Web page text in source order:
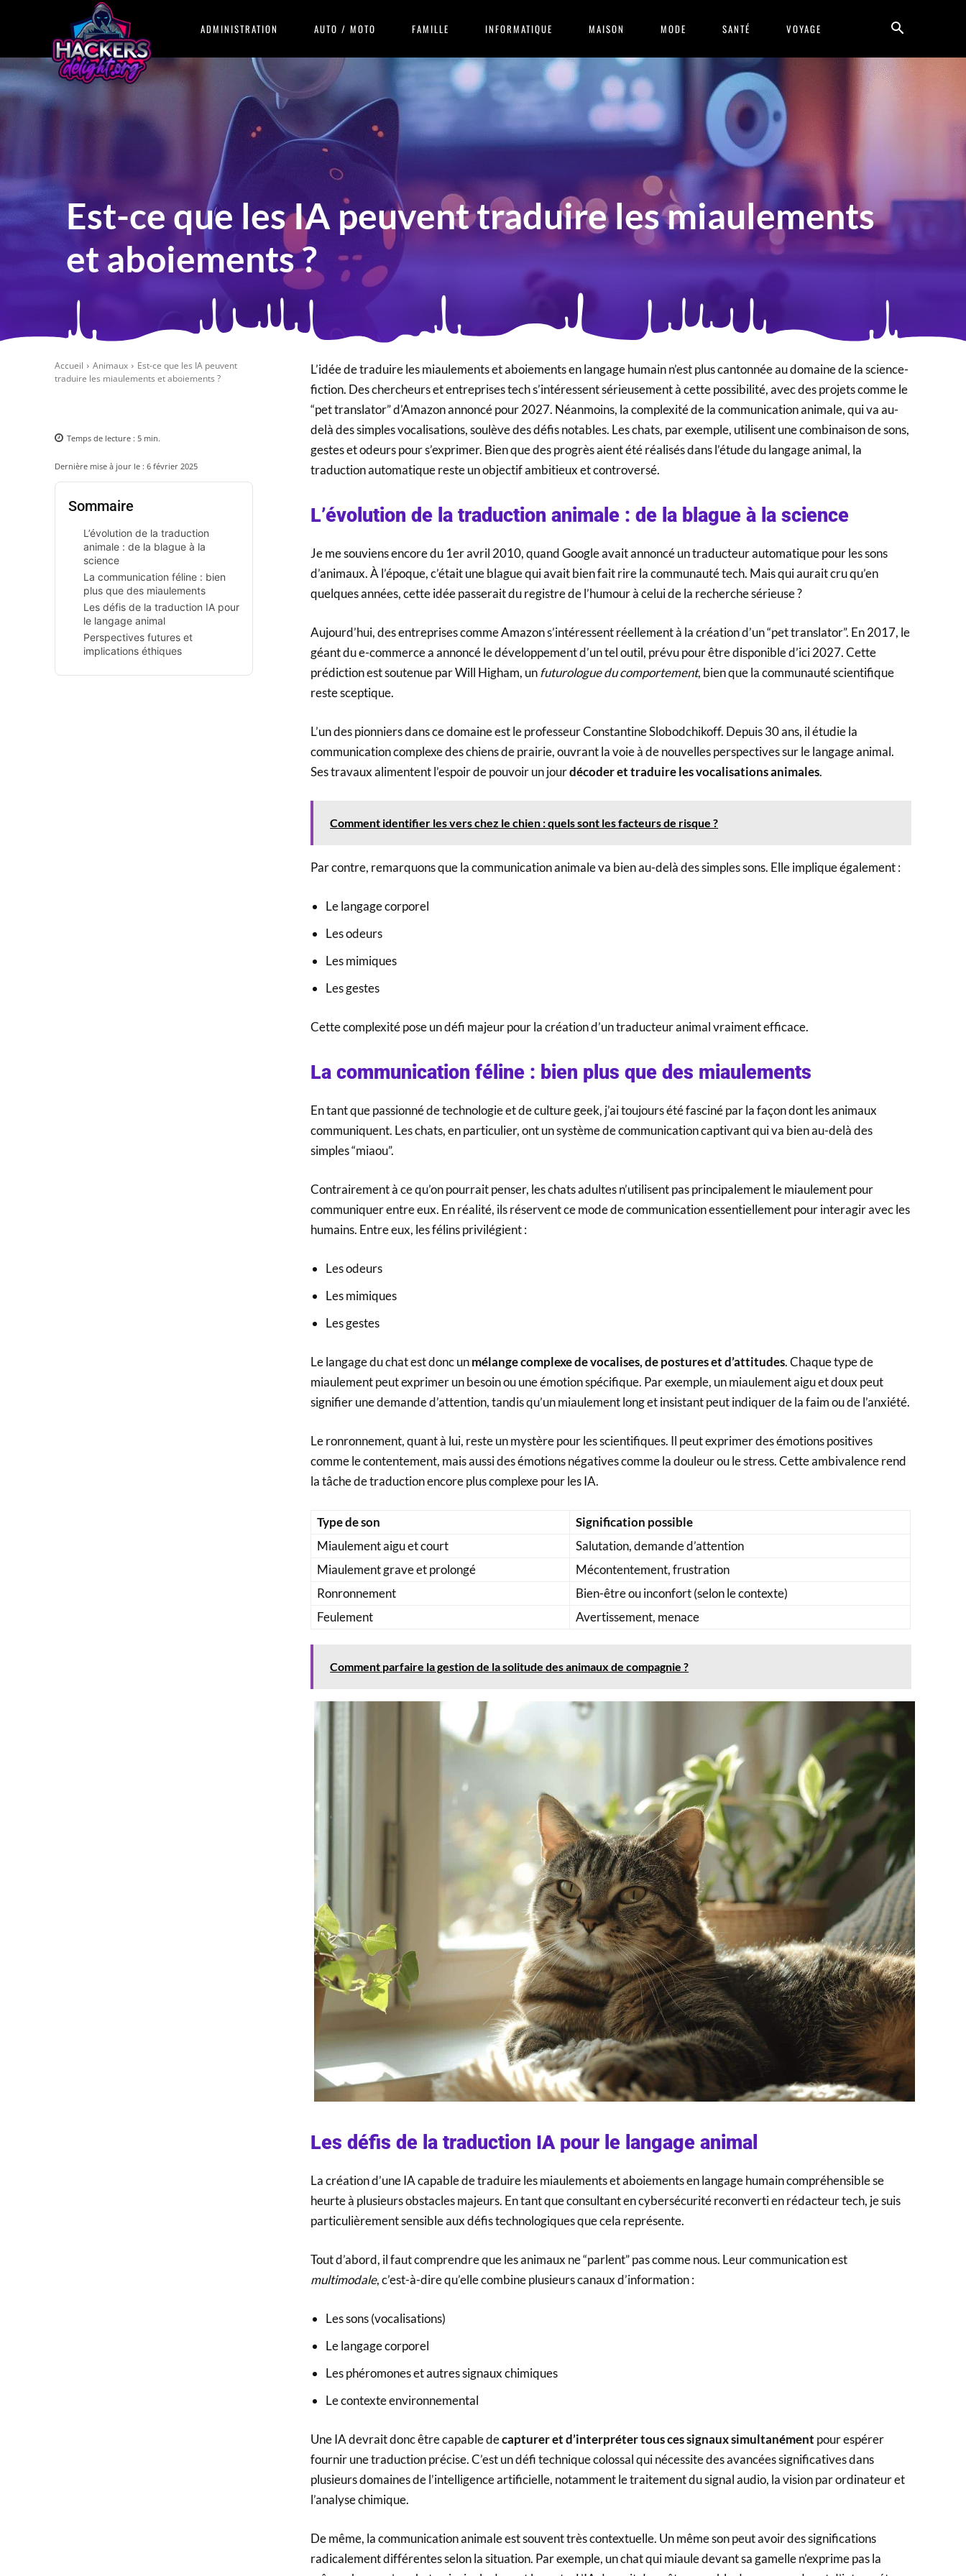
HACKERSdelightADMINISTRATION AUTO / MOTO FAMILLE INFORMATIQUE MAISON MODE SANTÉ VOYAGE
Est-ce que les IA peuvent traduire les miaulements
et aboiements ?
Accueil Animaux
Est-ce que les IA peuvent
traduire les miaulements et aboiements ?
Temps de lecture : 5 min.
Dernière mise à jour le : 6 février 2025
Sommaire
L’évolution de la traduction
animale : de la blague à la
science
La communication féline : bien
plus que des miaulements
Les défis de la traduction IA pour
le langage animal
Perspectives futures et
implications éthiques
L’idée de traduire les miaulements et aboiements en langage humain n’est plus cantonnée au domaine de la science-
fiction. Des chercheurs et entreprises tech s’intéressent sérieusement à cette possibilité, avec des projets comme le
“pet translator” d’Amazon annoncé pour 2027. Néanmoins, la complexité de la communication animale, qui va au-
delà des simples vocalisations, soulève des défis notables. Les chats, par exemple, utilisent une combinaison de sons,
gestes et odeurs pour s’exprimer. Bien que des progrès aient été réalisés dans l’étude du langage animal, la
traduction automatique reste un objectif ambitieux et controversé.
L’évolution de la traduction animale : de la blague à la science
Je me souviens encore du 1er avril 2010, quand Google avait annoncé un traducteur automatique pour les sons
d’animaux. À l’époque, c’était une blague qui avait bien fait rire la communauté tech. Mais qui aurait cru qu’en
quelques années, cette idée passerait du registre de l’humour à celui de la recherche sérieuse ?
Aujourd’hui, des entreprises comme Amazon s’intéressent réellement à la création d’un “pet translator”. En 2017, le
géant du e-commerce a annoncé le développement d’un tel outil, prévu pour être disponible d’ici 2027. Cette
prédiction est soutenue par Will Higham, un futurologue du comportement, bien que la communauté scientifique
reste sceptique.
L’un des pionniers dans ce domaine est le professeur Constantine Slobodchikoff. Depuis 30 ans, il étudie la
communication complexe des chiens de prairie, ouvrant la voie à de nouvelles perspectives sur le langage animal.
Ses travaux alimentent l’espoir de pouvoir un jourdécoder et traduire les vocalisations animales.
Comment identifier les vers chez le chien : quels sont les facteurs de risque ?
Par contre, remarquons que la communication animale va bien au-delà des simples sons. Elle implique également :
Le langage corporel
Les odeurs
Les mimiques
Les gestes
Cette complexité pose un défi majeur pour la création d’un traducteur animal vraiment efficace.
La communication féline : bien plus que des miaulements
En tant que passionné de technologie et de culture geek, j’ai toujours été fasciné par la façon dont les animaux
communiquent. Les chats, en particulier, ont un système de communication captivant qui va bien au-delà des
simples “miaou”.
Contrairement à ce qu’on pourrait penser, les chats adultes n’utilisent pas principalement le miaulement pour
communiquer entre eux. En réalité, ils réservent ce mode de communication essentiellement pour interagir avec les
humains. Entre eux, les félins privilégient :
Les odeurs
Les mimiques
Les gestes
Le langage du chat est donc unmélange complexe de vocalises, de postures et d’attitudes. Chaque type de
miaulement peut exprimer un besoin ou une émotion spécifique. Par exemple, un miaulement aigu et doux peut
signifier une demande d’attention, tandis qu’un miaulement long et insistant peut indiquer de la faim ou de l’anxiété.
Le ronronnement, quant à lui, reste un mystère pour les scientifiques. Il peut exprimer des émotions positives
comme le contentement, mais aussi des émotions négatives comme la douleur ou le stress. Cette ambivalence rend
la tâche de traduction encore plus complexe pour les IA.
Type de son
Signification possible
Miaulement aigu et court
Salutation, demande d’attention
Miaulement grave et prolongé
Mécontentement, frustration
Ronronnement
Bien-être ou inconfort (selon le contexte)
Feulement
Avertissement, menace
Comment parfaire la gestion de la solitude des animaux de compagnie ?
Les défis de la traduction IA pour le langage animal
La création d’une IA capable de traduire les miaulements et aboiements en langage humain compréhensible se
heurte à plusieurs obstacles majeurs. En tant que consultant en cybersécurité reconverti en rédacteur tech, je suis
particulièrement sensible aux défis technologiques que cela représente.
Tout d’abord, il faut comprendre que les animaux ne “parlent” pas comme nous. Leur communication est
multimodale, c’est-à-dire qu’elle combine plusieurs canaux d’information :
Les sons (vocalisations)
Le langage corporel
Les phéromones et autres signaux chimiques
Le contexte environnemental
Une IA devrait donc être capable decapturer et d’interpréter tous ces signaux simultanément pour espérer
fournir une traduction précise. C’est un défi technique colossal qui nécessite des avancées significatives dans
plusieurs domaines de l’intelligence artificielle, notamment le traitement du signal audio, la vision par ordinateur et
l’analyse chimique.
De même, la communication animale est souvent très contextuelle. Un même son peut avoir des significations
radicalement différentes selon la situation. Par exemple, un chat qui miaule devant sa gamelle n’exprime pas la